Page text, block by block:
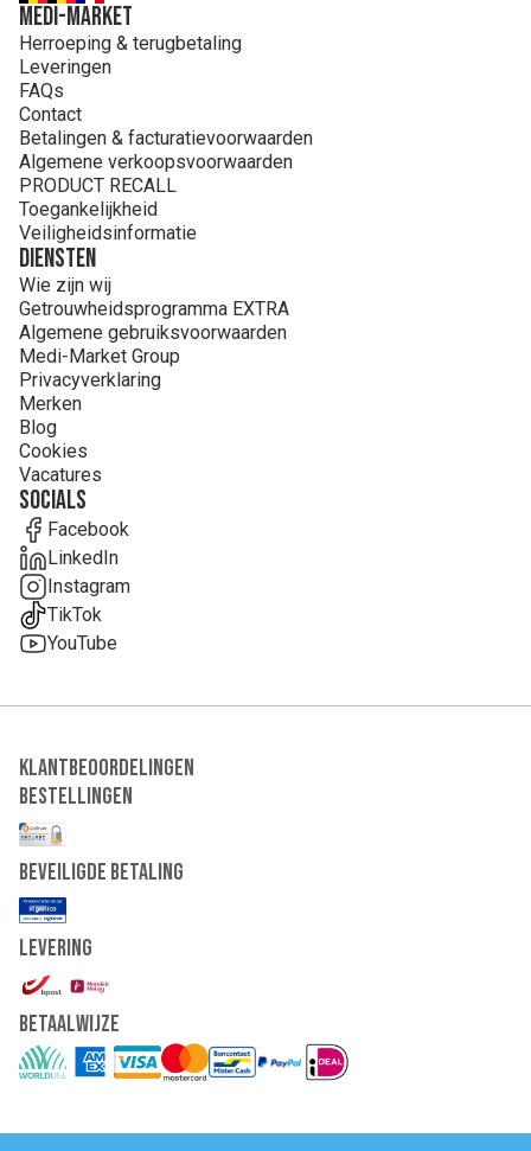
MEDI-MARKET
Herroeping & terugbetaling
Leveringen
FAQs
Contact
Betalingen & facturatievoorwaarden
Algemene verkoopsvoorwaarden
PRODUCT RECALL
Toegankelijkheid
Veiligheidsinformatie
Diensten
Wie zijn wij
Getrouwheidsprogramma EXTRA
Algemene gebruiksvoorwaarden
Medi-Market Group
Privacyverklaring
Merken
Blog
Cookies
Vacatures
Socials
Facebook
LinkedIn
Instagram
TikTok
YouTube
Klantbeoordelingen
Bestellingen
Beveiligde Betaling
Levering
Betaalwijze